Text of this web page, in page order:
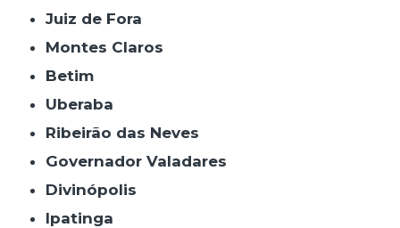
Juiz de Fora
Montes Claros
Betim
Uberaba
Ribeirão das Neves
Governador Valadares
Divinópolis
Ipatinga